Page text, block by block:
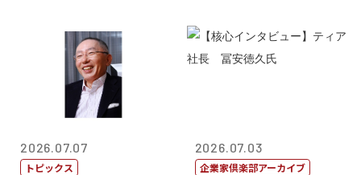
2026.07.07
トピックス
2026.07.03
企業家倶楽部アーカイブ